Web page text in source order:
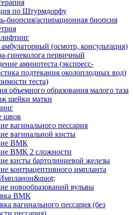
по Штурмдорфу
биопсия/аспирационная биопсия
(осмотр, консультация)
гинеколога первичный
амниотеста (экспресс-
подтекания околоплодных вод)
теста)
объемного образования малого таза
шейки матки
швов
вагинального пессария
вагинальной кисты
ВМК
ВМК 2 сложности
кисты бартолиниевой железы
контрацептивного импланта
новообразований вульвы
ВМК
вагинального пессария (без
пессария)